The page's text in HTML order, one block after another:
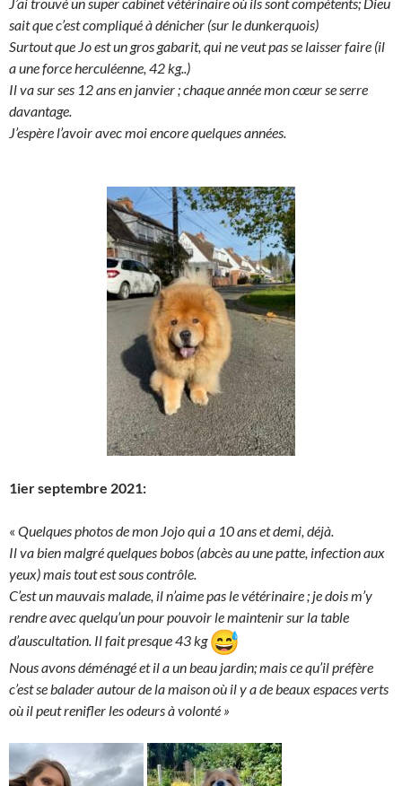
sait que c’est compliqué à dénicher (sur le dunkerquois)
Surtout que Jo est un gros gabarit, qui ne veut pas se laisser faire (il
a une force herculéenne, 42 kg..)
Il va sur ses 12 ans en janvier ; chaque année mon cœur se serre
davantage.
J’espère l’avoir avec moi encore quelques années.
1ier septembre 2021:
« Quelques photos de mon Jojo qui a 10 ans et demi, déjà.
Il va bien malgré quelques bobos (abcès au une patte, infection aux
yeux) mais tout est sous contrôle.
C’est un mauvais malade, il n’aime pas le vétérinaire ; je dois m’y
rendre avec quelqu’un pour pouvoir le maintenir sur la table
d’auscultation. Il fait presque 43 kg
Nous avons déménagé et il a un beau jardin; mais ce qu’il préfère
c’est se balader autour de la maison où il y a de beaux espaces verts
où il peut renifler les odeurs à volonté »